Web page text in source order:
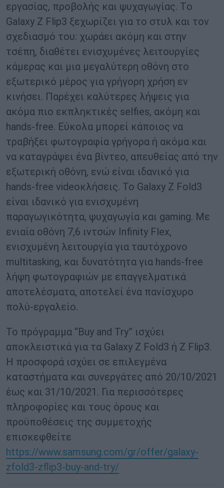
εργασίας, προβολής και ψυχαγωγίας. Tο
Galaxy Z Flip3 ξεχωρίζει για το στυλ και τον
σχεδιασμό του: χωράει ακόμη και στην
τσέπη, διαθέτει ενισχυμένες λειτουργίες
κάμερας και μια μεγαλύτερη οθόνη στο
εξωτερικό μέρος για γρήγορη χρήση εν
κινήσει. Παρέχει καλύτερες λήψεις για
ακόμα πιο εκπληκτικές selfies, ακόμη και
hands-free. Εύκολα μπορεί κάποιος να
τραβήξει φωτογραφία γρήγορα ή ακόμα και
να καταγράψει ένα βίντεο, απευθείας από την
εξωτερική οθόνη, ενώ είναι ιδανικό για
hands-free videoκλήσεις. Το Galaxy Z Fold3
είναι ιδανικό για ενισχυμένη
παραγωγικότητα, ψυχαγωγία και gaming. Με
ενιαία οθόνη 7,6 ιντσών Infinity Flex,
ενισχυμένη λειτουργία για ταυτόχρονο
multitasking, και δυνατότητα για hands-free
λήψη φωτογραφιών με επαγγελματικά
αποτελέσματα, αποτελεί ένα πανίσχυρο
πολύ-εργαλείο.
Το πρόγραμμα “Buy and Try” ισχύει
αποκλειστικά για τα Galaxy Z Fold3 ή Z Flip3.
Η προσφορά ισχύει σε επιλεγμένα
καταστήματα και συνεργάτες από 20/10/2021
έως και 31/10/2021. Για περισσότερες
πληροφορίες και τους όρους και
προϋποθέσεις της συμμετοχής
επισκεφθείτε
https://www.samsung.com/gr/offer/galaxy-
zfold3-zflip3-buy-and-try/